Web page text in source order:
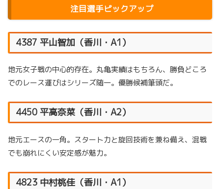
注目選手ピックアップ
4387 平山智加（香川・A1）
地元女子戦の中心的存在。丸亀実績はもちろん、勝負どころ
でのレース運びはシリーズ随一。優勝候補筆頭だ。
4450 平高奈菜（香川・A2）
地元エースの一角。スタート力と旋回技術を兼ね備え、混戦
でも崩れにくい安定感が魅力。
4823 中村桃佳（香川・A1）